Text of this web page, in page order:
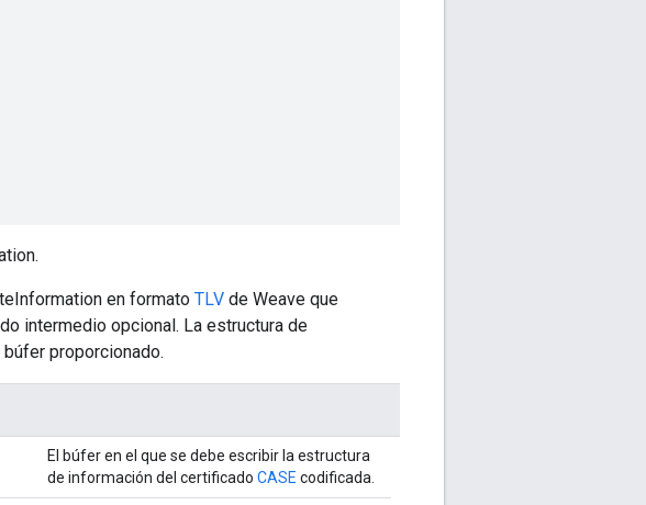
en formato TLV de Weave que
intermedio opcional. La estructura de
proporcionado.
El búfer en el que se debe escribir la estructura
de información del certificado CASE codificada.